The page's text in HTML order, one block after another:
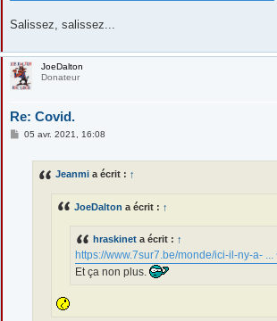
Salissez, salissez...
JoeDalton
Donateur
Re: Covid.
M05 avr. 2021, 16:08
Jeanmi a écrit : ↑
JoeDalton a écrit : ↑
hraskinet a écrit : ↑
https://www.7sur7.be/monde/ici-il-ny-a-
Et ça non plus.